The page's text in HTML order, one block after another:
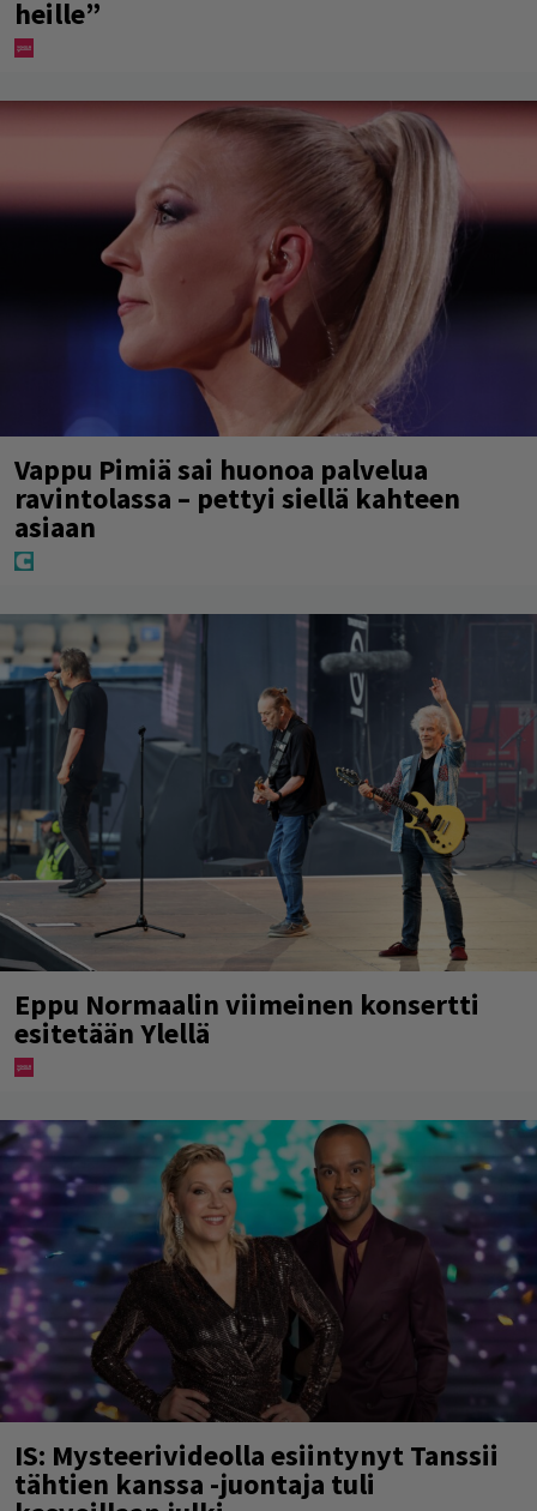
heille”
Vappu Pimiä sai huonoa palvelua
ravintolassa – pettyi siellä kahteen
asiaan
Eppu Normaalin viimeinen konsertti
esitetään Ylellä
IS: Mysteerivideolla esiintynyt Tanssii
tähtien kanssa -juontaja tuli